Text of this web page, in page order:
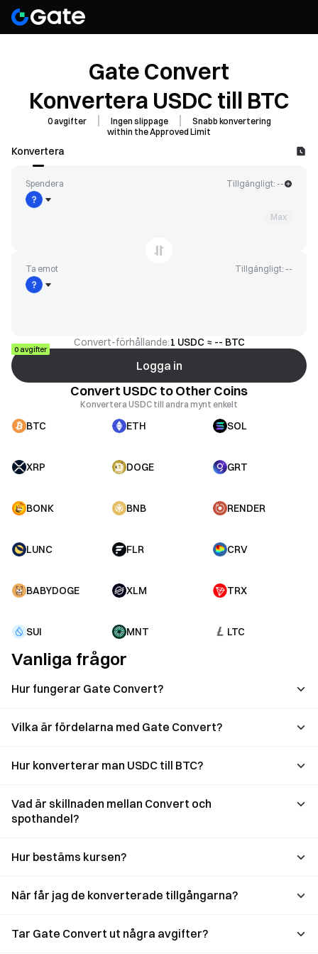
Gate Convert
Konvertera USDC till BTC
0 avgifter Ingen slippage
Snabb konvertering
within the Approved Limit
Konvertera
Spendera Tillgängligt: --
Max
Ta emot Tillgängligt: --
Convert-förhållande:1 USDC ≈ -- BTC
0 avgifter
Logga in
Convert USDC to Other Coins
Konvertera USDC till andra mynt enkelt
BTC ETH SOL
XRP DOGE GRT
BONK BNB RENDER
LUNC FLR CRV
BABYDOGE XLM TRX
SUI MNT LTC
Vanliga frågor
Hur fungerar Gate Convert?
Vilka är fördelarna med Gate Convert?
Hur konverterar man USDC till BTC?
Vad är skillnaden mellan Convert och
spothandel?
Hur bestäms kursen?
När får jag de konverterade tillgångarna?
Tar Gate Convert ut några avgifter?